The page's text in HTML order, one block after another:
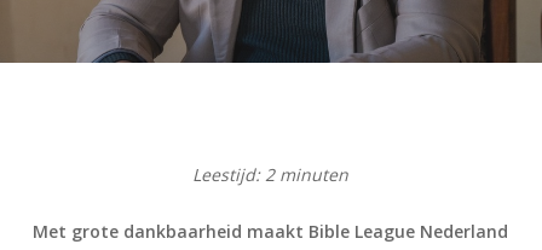
Leestijd: 2 minuten
Met grote dankbaarheid maakt Bible League Nederland